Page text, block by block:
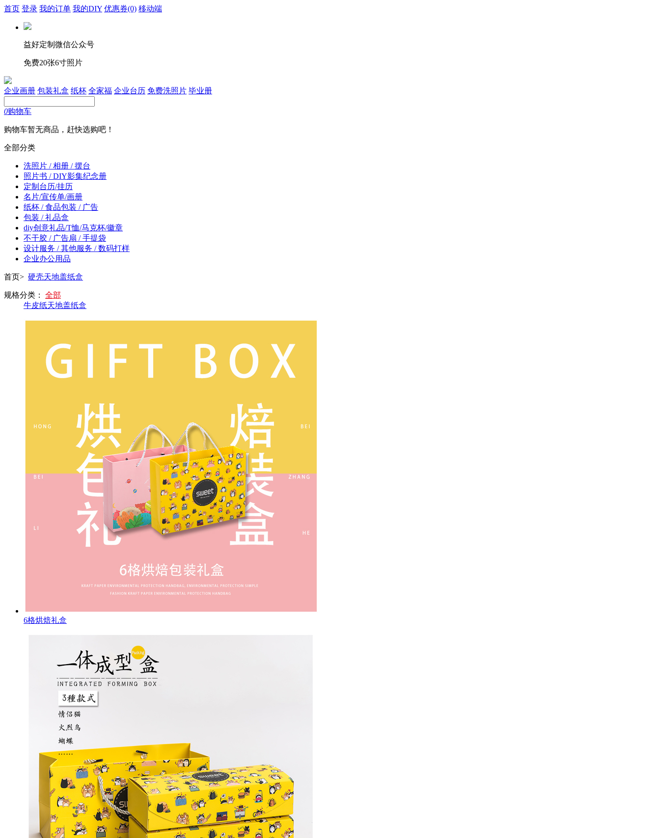
首页 登录 我的订单 我的DIY 优惠券(0) 移动端
益好定制微信公众号
免费20张6寸照片
企业画册 包装礼盒 纸杯 全家福 企业台历 免费洗照片 毕业册
0购物车
购物车暂无商品，赶快选购吧！
全部分类
洗照片 / 相册 / 摆台
照片书 / DIY影集纪念册
定制台历/挂历
名片/宣传单/画册
纸杯 / 食品包装 / 广告
包装 / 礼品盒
diy创意礼品/T恤/马克杯/徽章
不干胶 / 广告扇 / 手提袋
设计服务 / 其他服务 / 数码打样
企业办公用品
首页> 硬壳天地盖纸盒
规格分类：
全部
牛皮纸天地盖纸盒
6格烘焙礼盒